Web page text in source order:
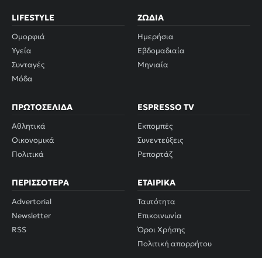
LIFESTYLE
Ομορφιά
Υγεία
Συνταγές
Μόδα
ΖΏΔΙΑ
Ημερήσια
Εβδομαδιαία
Μηνιαία
ΠΡΩΤΟΣΈΛΙΔΑ
Αθλητικά
Οικονομικά
Πολιτικά
ESPRESSO TV
Εκπομπές
Συνεντεύξεις
Ρεπορτάζ
ΠΕΡΙΣΣΌΤΕΡΑ
Advertorial
Newsletter
RSS
ΕΤΑΙΡΙΚΆ
Ταυτότητα
Επικοινωνία
Όροι Χρήσης
Πολιτική απορρήτου